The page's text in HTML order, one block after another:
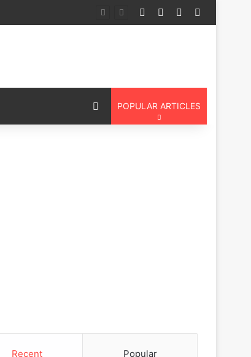
Log InRandom Article
Sidebar
Switch skin
POPULAR ARTICLES
Recent Popular